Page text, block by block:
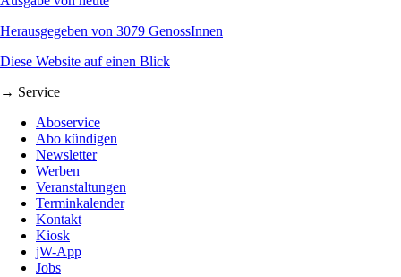
Herausgegeben von 3079 GenossInnen
Diese Website auf einen Blick
→ Service
Aboservice
Abo kündigen
Newsletter
Werben
Veranstaltungen
Terminkalender
Kontakt
Kiosk
jW-App
Jobs